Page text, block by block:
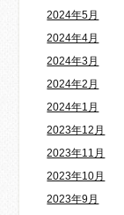
2024年5月
2024年4月
2024年3月
2024年2月
2024年1月
2023年12月
2023年11月
2023年10月
2023年9月